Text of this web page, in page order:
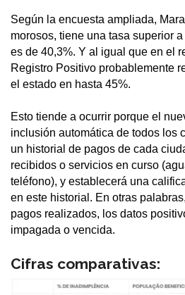
Según la encuesta ampliada,
morosos, tiene una tasa superior
es de 40,3%. Y al igual que en el
Registro Positivo probablemente
el estado en hasta 45%.
Esto tiende a ocurrir porque el
inclusión automática de todos los
un historial de pagos de cada
recibidos o servicios en curso
teléfono), y establecerá una
en este historial. En otras
pagos realizados, los datos
impagada o vencida.
Cifras comparativas: